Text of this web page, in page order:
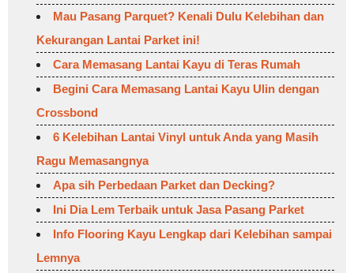
Mau Pasang Parquet? Kenali Dulu Kelebihan dan
Kekurangan Lantai Parket ini!
Cara Memasang Lantai Kayu di Teras Rumah
Begini Cara Memasang Lantai Kayu Ulin dengan
Crossbond
6 Kelebihan Lantai Vinyl untuk Anda yang Masih
Ragu Memasangnya
Apa sih Perbedaan Parket dan Decking?
Ini Dia Lem Terbaik untuk Jasa Pasang Parket
Info Flooring Kayu Lengkap dari Kelebihan sampai
Lemnya